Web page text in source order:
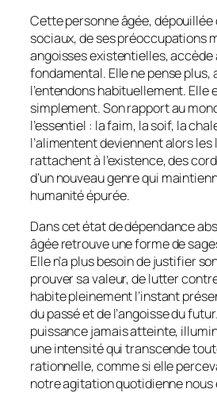
Cette personne âgée, dépouillée
sociaux, de ses préoccupations
angoisses existentielles, accède
fondamental. Elle ne pense plus,
l’entendons habituellement. Elle
simplement. Son rapport au
l’essentiel : la faim, la soif, la
l’alimentent deviennent alors
rattachent à l’existence, des
d’un nouveau genre qui
humanité épurée.
Dans cet état de dépendance
âgée retrouve une forme de
Elle n’a plus besoin de justifier
prouver sa valeur, de lutter
habite pleinement l’instant
du passé et de l’angoisse du
puissance jamais atteinte,
une intensité qui transcende
rationnelle, comme si elle
notre agitation quotidienne nous